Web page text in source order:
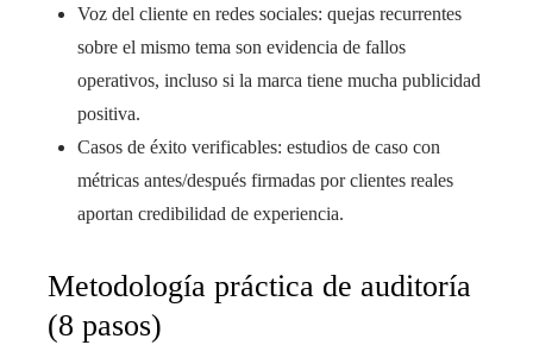
Voz del cliente en redes sociales: quejas recurrentes
sobre el mismo tema son evidencia de fallos
operativos, incluso si la marca tiene mucha publicidad
positiva.
Casos de éxito verificables: estudios de caso con
métricas antes/después firmadas por clientes reales
aportan credibilidad de experiencia.
Metodología práctica de auditoría
(8 pasos)